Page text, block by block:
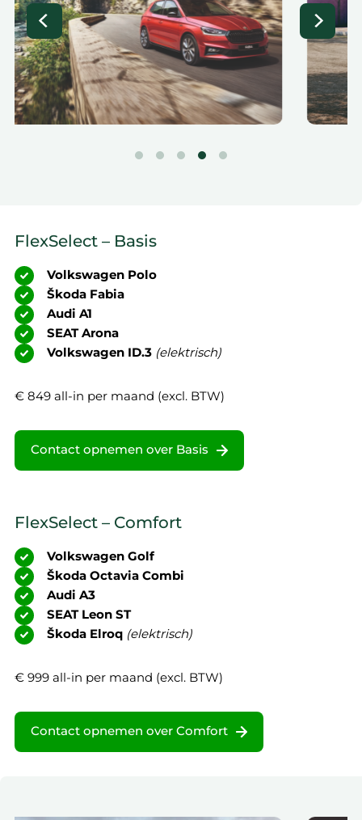
FlexSelect – Basis
Volkswagen Polo
Škoda Fabia
Audi A1
SEAT Arona
Volkswagen ID.3 (elektrisch)
€ 849 all-in per maand (excl. BTW)
Contact opnemen over Basis
FlexSelect – Comfort
Volkswagen Golf
Škoda Octavia Combi
Audi A3
SEAT Leon ST
Škoda Elroq (elektrisch)
€ 999 all-in per maand (excl. BTW)
Contact opnemen over Comfort